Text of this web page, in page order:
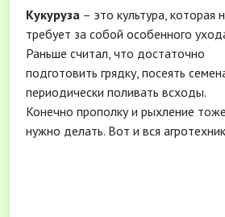
Кукуруза – это культура, которая
требует за собой особенного
Раньше считал, что достаточно
подготовить грядку, посеять
периодически поливать всходы.
Конечно прополку и рыхление тоже
нужно делать. Вот и вся